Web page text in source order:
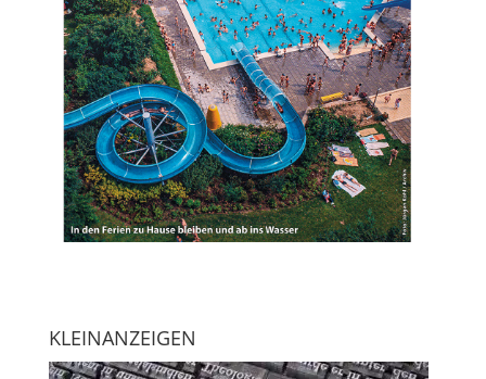
KLEINANZEIGEN